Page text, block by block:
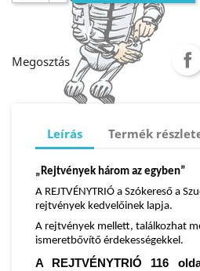
Megosztás
Leírás Termék
„Rejtvények három az egyben”
A REJTVÉNYTRIÓ a Szókereső a
rejtvények kedvelőinek lapja.
A rejtvények mellett, találkozhat
ismeretbővítő érdekességekkel.
A REJTVÉNYTRIÓ 116